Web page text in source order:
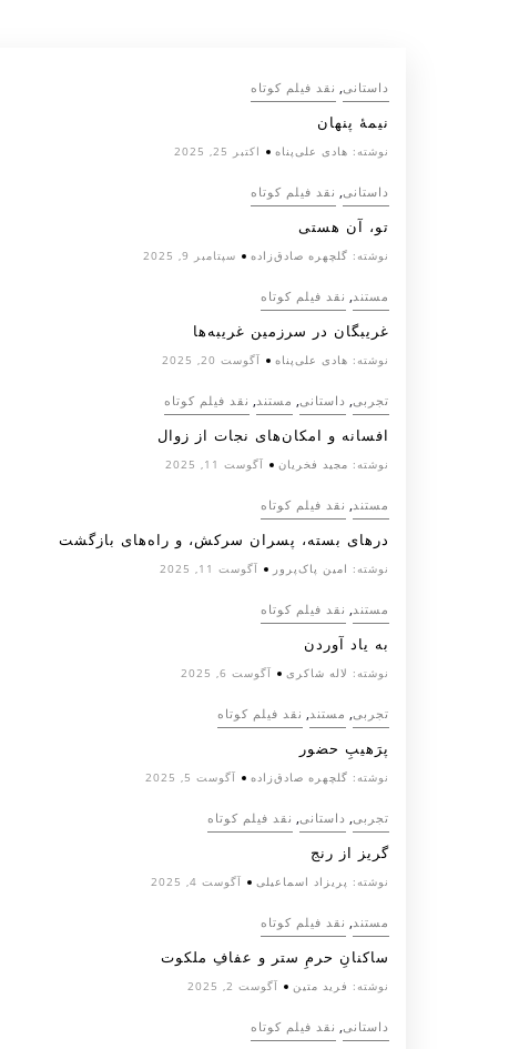
داستانی, نقد فیلم کوتاه
نیمۀ پنهان
نوشته: هادی علی‌پناه اکتبر 25, 2025
داستانی, نقد فیلم کوتاه
تو، آن هستی
نوشته: گلچهره صادق‌زاده سپتامبر 9, 2025
مستند, نقد فیلم کوتاه
غریبگان در سرزمین غریبه‌ها
نوشته: هادی علی‌پناه آگوست 20, 2025
تجربی, داستانی, مستند, نقد فیلم کوتاه
افسانه‌ و امکان‌های نجات از زوال
نوشته: مجید فخریان آگوست 11, 2025
مستند, نقد فیلم کوتاه
درهای بسته، پسران سرکش، و راه‌های بازگشت
نوشته: امین پاک‌پرور آگوست 11, 2025
مستند, نقد فیلم کوتاه
به یاد آوردن
نوشته: لاله شاکری آگوست 6, 2025
تجربی, مستند, نقد فیلم کوتاه
پرَهیب‌ِ حضور
نوشته: گلچهره صادق‌زاده آگوست 5, 2025
تجربی, داستانی, نقد فیلم کوتاه
گریز از رنج
نوشته: پریزاد اسماعیلی آگوست 4, 2025
مستند, نقد فیلم کوتاه
ساکنانِ حرمِ ستر و عفافِ ملکوت
نوشته: فرید متین آگوست 2, 2025
داستانی, نقد فیلم کوتاه